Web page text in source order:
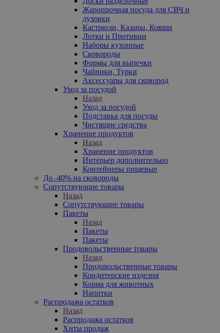
Жаропрочная посуда для СВЧ и
духовки
Кастрюли, Казаны, Ковши
Лотки и Противни
Наборы кухонные
Сковороды
Формы для выпечки
Чайники, Турки
Аксессуары для сковород
Уход за посудой
Назад
Уход за посудой
Подставка для посуды
Чистящие средства
Хранение продуктов
Назад
Хранение продуктов
Интерьер дополнительно
Контейнеры пищевые
До -40% на сковороды
Сопутствующие товары
Назад
Сопутствующие товары
Пакеты
Назад
Пакеты
Пакеты
Продовольственные товары
Назад
Продовольственные товары
Кондитерские изделия
Корма для животных
Напитки
Распродажа остатков
Назад
Распродажа остатков
Хиты продаж